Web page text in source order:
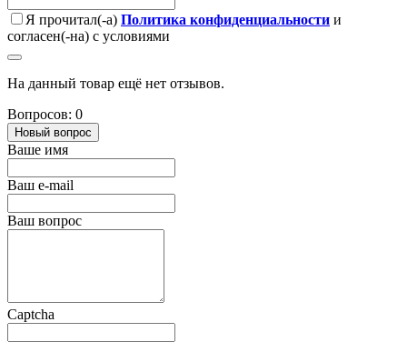
Я прочитал(-а) Политика конфиденциальности и
согласен(-на) с условиями
На данный товар ещё нет отзывов.
Вопросов: 0
Новый вопрос
Ваше имя
Ваш e-mail
Ваш вопрос
Captcha